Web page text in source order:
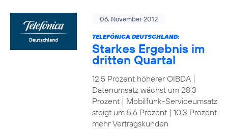
06. November 2012
TELEFÓNICA DEUTSCHLAND:
Starkes Ergebnis im
dritten Quartal
12,5 Prozent höherer OIBDA |
Datenumsatz wächst um 28,3
Prozent | Mobilfunk-Serviceumsatz
steigt um 5,6 Prozent | 10,3 Prozent
mehr Vertragskunden